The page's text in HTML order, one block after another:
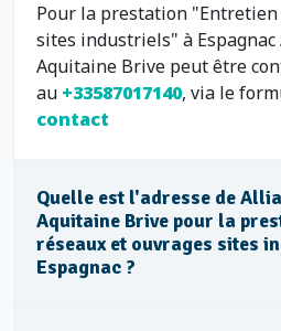
Pour la prestation "Entretien
sites industriels" à
Aquitaine Brive peut être
au +33587017140, via le
contact
Quelle est l'adresse de
Aquitaine Brive pour la
réseaux et ouvrages sites
Espagnac ?